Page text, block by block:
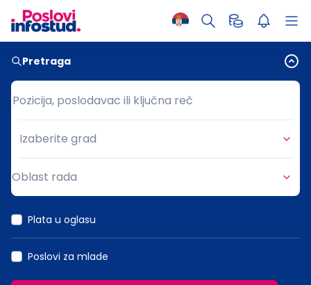
Pretraga
Pozicija, poslodavac ili ključna reč
Pozicija, poslodavac ili ključna reč
Grad
Izaberite grad
Oblast rada
Plata u oglasu
Poslovi za mlade